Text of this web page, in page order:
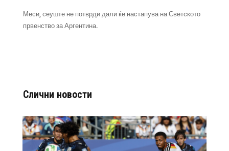
Меси, сеуште не потврди дали ќе настапува на Светското
првенство за Аргентина.
Слични новости